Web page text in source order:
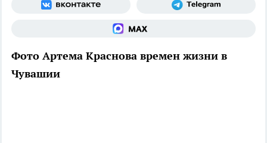
Фото Артема Краснова времен жизни в
Чувашии